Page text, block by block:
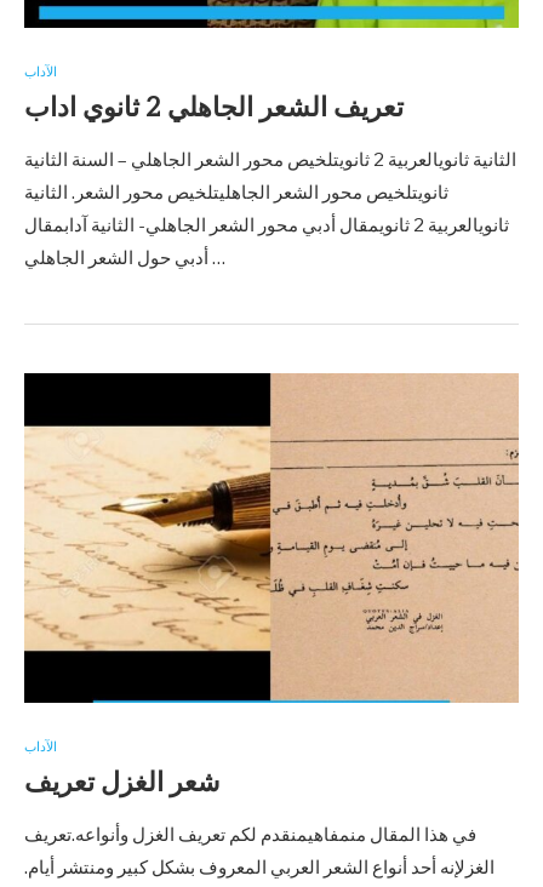
الآداب
تعريف الشعر الجاهلي 2 ثانوي اداب
الثانية ثانويالعربية 2 ثانويتلخيص محور الشعر الجاهلي – السنة الثانية
ثانويتلخيص محور الشعر الجاهليتلخيص محور الشعر. الثانية
ثانويالعربية 2 ثانويمقال أدبي محور الشعر الجاهلي- الثانية آدابمقال
أدبي حول الشعر الجاهلي …
الآداب
شعر الغزل تعريف
في هذا المقال منمفاهيمنقدم لكم تعريف الغزل وأنواعه.تعريف
الغزلإنه أحد أنواع الشعر العربي المعروف بشكل كبير ومنتشر أيام.